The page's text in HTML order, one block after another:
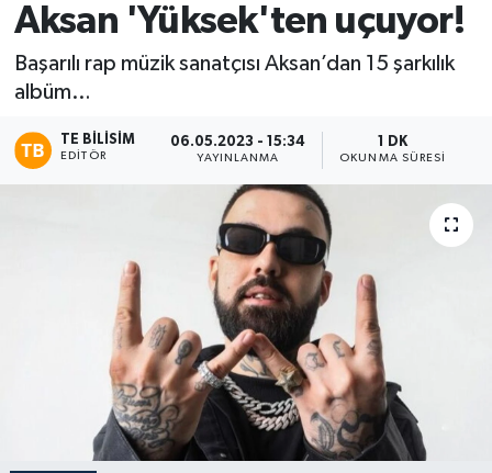
Aksan 'Yüksek'ten uçuyor!
Başarılı rap müzik sanatçısı Aksan’dan 15 şarkılık
albüm…
TE BILISIM
EDITÖR
06.05.2023 - 15:34
YAYINLANMA
1 DK
OKUNMA SÜRESI
Süper Lig Puan Durumu ve Fikstür
Tüm Manşetler
Son Dakika Haberleri